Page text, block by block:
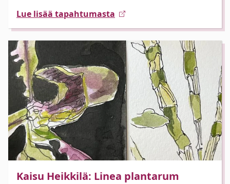
Lue lisää tapahtumasta
Kaisu Heikkilä: Linea plantarum